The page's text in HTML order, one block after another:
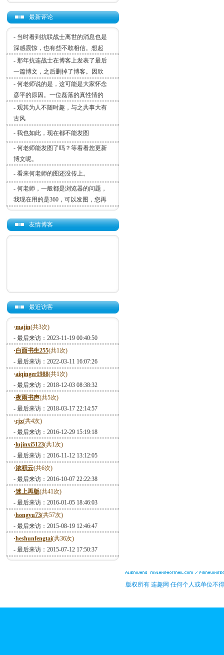
最新评论
- 当时看到抗联战士离世的消息也是
深感震惊，也有些不敢相信。想起
- 那年抗连战士在博客上发表了最后
一篇博文，之后删掉了博客。因欣
- 何老师说的是，这可能是大家怀念
彦平的原因。一位磊落的真性情的
- 观其为人不随时趣，与之共事大有
古风
- 我也如此，现在都不能发图
- 何老师能发图了吗？等着看您更新
博文呢。
- 看来何老师的图还没传上。
- 何老师，一般都是浏览器的问题，
我现在用的是360，可以发图，您再
友情博客
最近访客
·majin(共3次)
- 最后来访：2023-11-19 00:40:50
·白面书生255(共1次)
- 最后来访：2022-03-11 16:07:26
·aiqinger1988(共1次)
- 最后来访：2018-12-03 08:38:32
·夜雨书声(共5次)
- 最后来访：2018-03-17 22:14:57
·cjx(共4次)
- 最后来访：2016-12-29 15:19:18
·lujinxi5123(共1次)
- 最后来访：2016-11-12 13:12:05
·浓积云(共6次)
- 最后来访：2016-10-07 22:22:38
·迷上再版(共41次)
- 最后来访：2016-01-05 18:46:03
·hongyu73(共57次)
- 最后来访：2015-08-19 12:46:47
·heshunfengtai(共36次)
- 最后来访：2015-07-12 17:50:37
版权所有 连趣网 任何个人或单位不